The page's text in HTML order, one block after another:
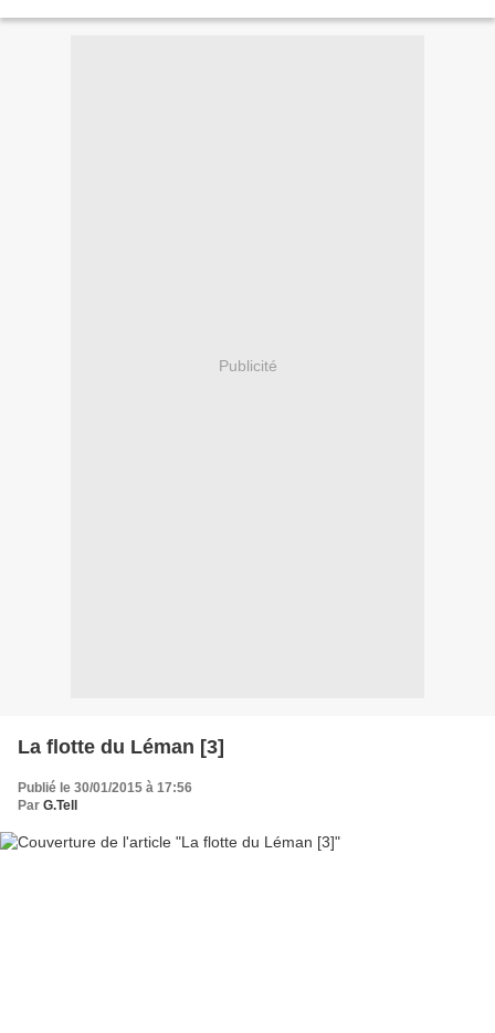
Publicité
La flotte du Léman [3]
Publié le 30/01/2015 à 17:56
Par G.Tell